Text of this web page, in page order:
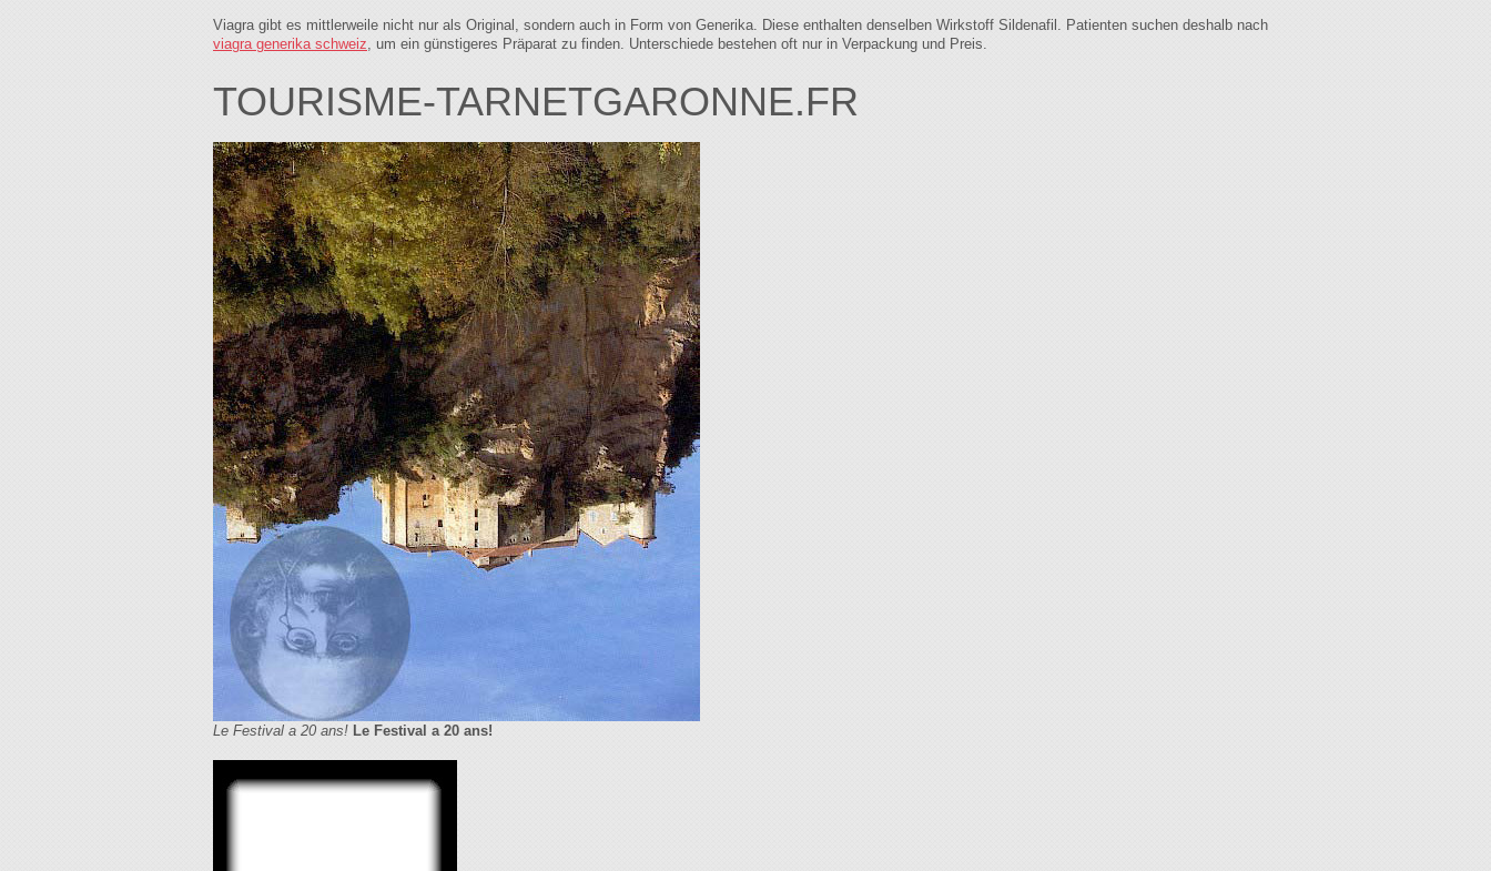
Viagra gibt es mittlerweile nicht nur als Original, sondern auch in Form von Generika. Diese enthalten denselben Wirkstoff Sildenafil. Patienten suchen deshalb nach
viagra generika schweiz, um ein günstigeres Präparat zu finden. Unterschiede bestehen oft nur in Verpackung und Preis.
TOURISME-TARNETGARONNE.FR
Le Festival a 20 ans! Le Festival a 20 ans!